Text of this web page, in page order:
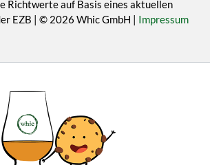
Richtwerte auf Basis eines aktuellen
EZB | © 2026 Whic GmbH | Impressum